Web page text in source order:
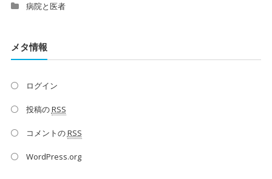
病院と医者
メタ情報
ログイン
投稿のRSS
コメントのRSS
WordPress.org